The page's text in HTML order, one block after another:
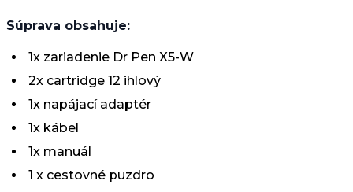
Súprava obsahuje:
1x zariadenie Dr Pen X5-W
2x cartridge 12 ihlový
1x napájací adaptér
1x kábel
1x manuál
1 x cestovné puzdro